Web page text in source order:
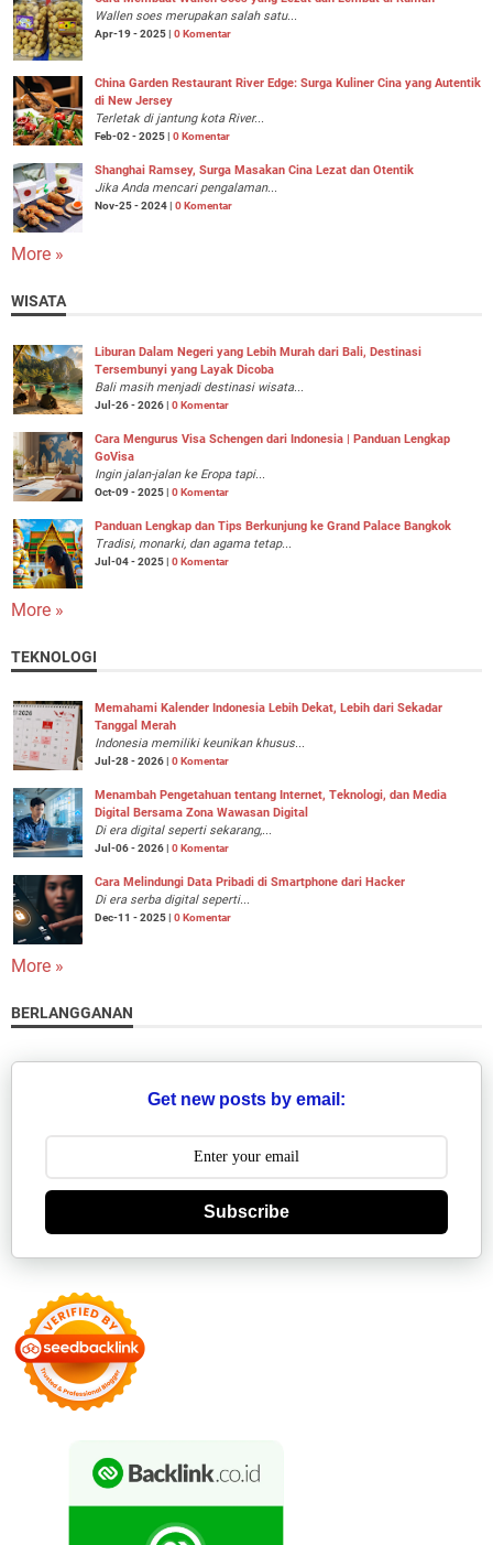
Wallen soes merupakan salah satu...
Apr-19 - 2025 | 0 Komentar
China Garden Restaurant River Edge: Surga Kuliner Cina yang Autentik
di New Jersey
Terletak di jantung kota River...
Feb-02 - 2025 | 0 Komentar
Shanghai Ramsey, Surga Masakan Cina Lezat dan Otentik
Jika Anda mencari pengalaman...
Nov-25 - 2024 | 0 Komentar
More »
WISATA
Liburan Dalam Negeri yang Lebih Murah dari Bali, Destinasi
Tersembunyi yang Layak Dicoba
Bali masih menjadi destinasi wisata...
Jul-26 - 2026 | 0 Komentar
Cara Mengurus Visa Schengen dari Indonesia | Panduan Lengkap
GoVisa
Ingin jalan-jalan ke Eropa tapi...
Oct-09 - 2025 | 0 Komentar
Panduan Lengkap dan Tips Berkunjung ke Grand Palace Bangkok
Tradisi, monarki, dan agama tetap...
Jul-04 - 2025 | 0 Komentar
More »
TEKNOLOGI
Memahami Kalender Indonesia Lebih Dekat, Lebih dari Sekadar
Tanggal Merah
Indonesia memiliki keunikan khusus...
Jul-28 - 2026 | 0 Komentar
Menambah Pengetahuan tentang Internet, Teknologi, dan Media
Digital Bersama Zona Wawasan Digital
Di era digital seperti sekarang,...
Jul-06 - 2026 | 0 Komentar
Cara Melindungi Data Pribadi di Smartphone dari Hacker
Di era serba digital seperti...
Dec-11 - 2025 | 0 Komentar
More »
BERLANGGANAN
Get new posts by email:
Subscribe